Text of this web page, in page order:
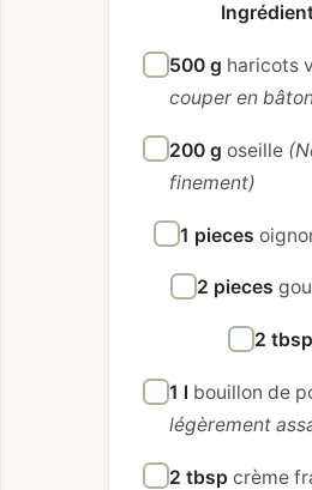
500 g haricots
couper en
200 g oseille
finement)
1 pieces
2 pieces
2 tbsp
1 l bouillon de
légèrement
2 tbsp crème